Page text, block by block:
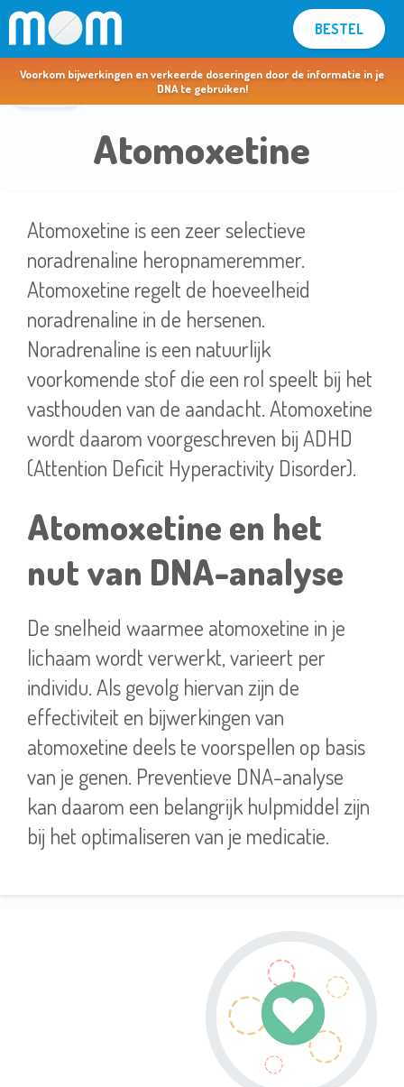
BESTEL
MOM voor apothekers & artsen >
Voorkom bijwerkingen en verkeerde doseringen door de informatie in je
DNA te gebruiken!
Atomoxetine
Atomoxetine is een zeer selectieve
noradrenaline heropnameremmer.
Atomoxetine regelt de hoeveelheid
noradrenaline in de hersenen.
Noradrenaline is een natuurlijk
voorkomende stof die een rol speelt bij het
vasthouden van de aandacht. Atomoxetine
wordt daarom voorgeschreven bij ADHD
(Attention Deficit Hyperactivity Disorder).
Atomoxetine en het
nut van DNA-analyse
De snelheid waarmee atomoxetine in je
lichaam wordt verwerkt, varieert per
individu. Als gevolg hiervan zijn de
effectiviteit en bijwerkingen van
atomoxetine deels te voorspellen op basis
van je genen. Preventieve DNA-analyse
kan daarom een belangrijk hulpmiddel zijn
bij het optimaliseren van je medicatie.